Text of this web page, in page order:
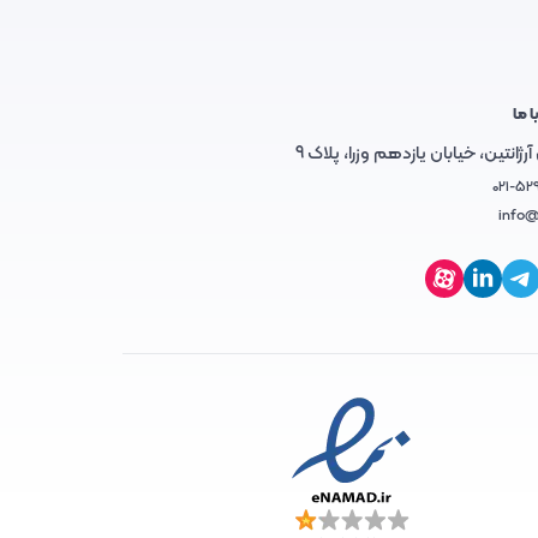
ما
خیابان یازدهم وزرا، پلاک 9
021-